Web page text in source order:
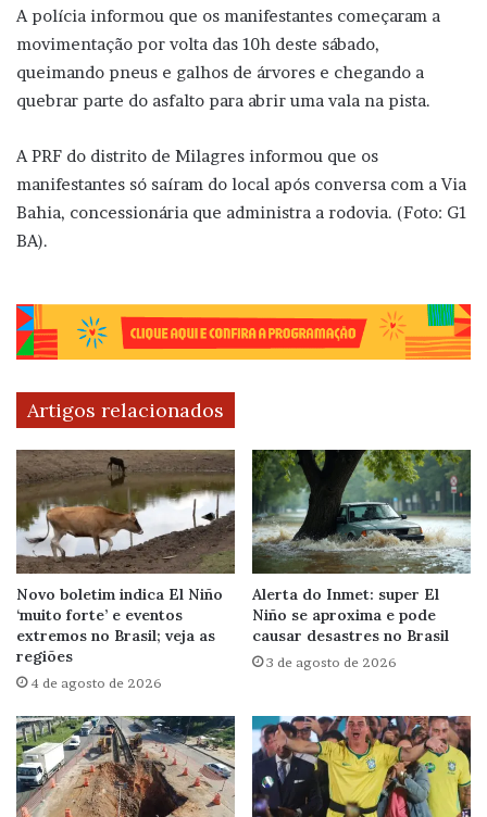
A polícia informou que os manifestantes começaram a
movimentação por volta das 10h deste sábado,
queimando pneus e galhos de árvores e chegando a
quebrar parte do asfalto para abrir uma vala na pista.
A PRF do distrito de Milagres informou que os
manifestantes só saíram do local após conversa com a Via
Bahia, concessionária que administra a rodovia. (Foto: G1
BA).
Artigos relacionados
Novo boletim indica El Niño
‘muito forte’ e eventos
extremos no Brasil; veja as
regiões
4 de agosto de 2026
Alerta do Inmet: super El
Niño se aproxima e pode
causar desastres no Brasil
3 de agosto de 2026